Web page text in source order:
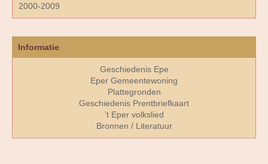
2000-2009
Informatie
Geschiedenis Epe
Eper Gemeentewoning
Plattegronden
Geschiedenis Prentbriefkaart
’t Eper volkslied
Bronnen / Literatuur